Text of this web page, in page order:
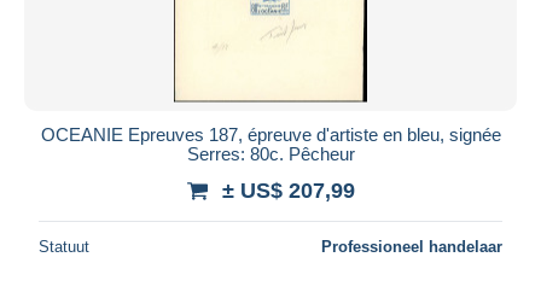
OCEANIE Epreuves 187, épreuve d'artiste en bleu, signée
Serres: 80c. Pêcheur
± US$ 207,99
Statuut Professioneel handelaar